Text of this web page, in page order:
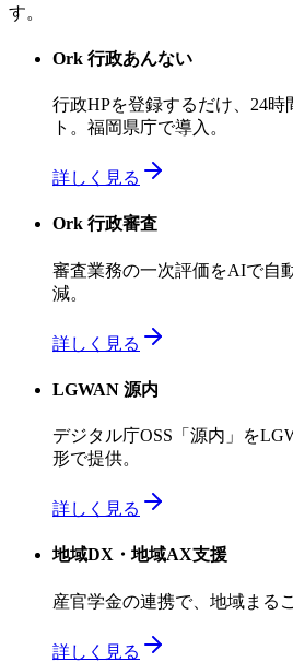
す。
Ork 行政あんない
行政HPを登録するだけ、24時
ト。福岡県庁で導入。
詳しく見る
Ork 行政審査
審査業務の一次評価をAIで自
減。
詳しく見る
LGWAN 源内
デジタル庁OSS「源内」を
形で提供。
詳しく見る
地域DX・地域AX支援
産官学金の連携で、地域まる
詳しく見る